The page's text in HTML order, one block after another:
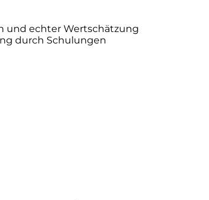
und echter Wertschätzung
durch Schulungen